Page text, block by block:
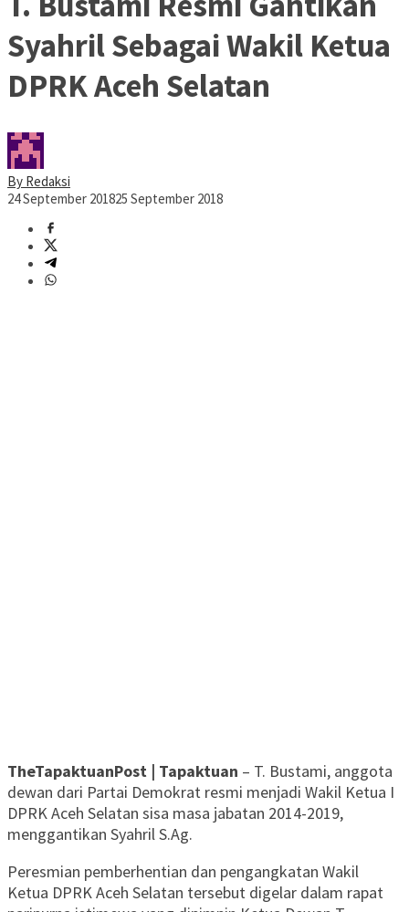
Syahril Sebagai Wakil Ketua
DPRK Aceh Selatan
By Redaksi
24 September 201825 September 2018
TheTapaktuanPost | Tapaktuan – T. Bustami, anggota
dewan dari Partai Demokrat resmi menjadi Wakil Ketua I
DPRK Aceh Selatan sisa masa jabatan 2014-2019,
menggantikan Syahril S.Ag.
Peresmian pemberhentian dan pengangkatan Wakil
Ketua DPRK Aceh Selatan tersebut digelar dalam rapat